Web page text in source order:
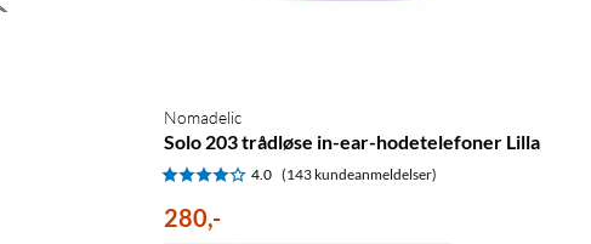
Nomadelic
Solo 203 trådløse in-ear-hodetelefoner Lilla
4.0 (143 kundeanmeldelser)
280,-